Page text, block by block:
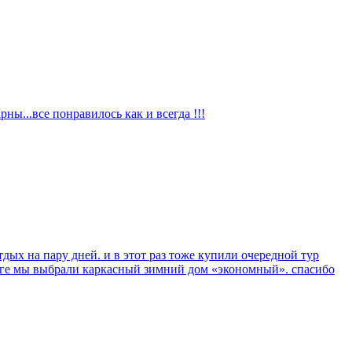
понравилось как и всегда !!!
на пару дней. и в этот раз тоже купили очередной тур
мы выбрали каркасный зимний дом «экономный». спасибо